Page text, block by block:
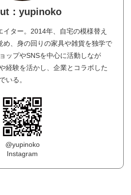
：yupinoko
イター。2014年、自宅の模様替え
め、身の回りの家具や雑貨を独学で
ップやSNSを中心に活動しなが
経験を活かし、企業とコラボした
いる。
@yupinoko
Instagram